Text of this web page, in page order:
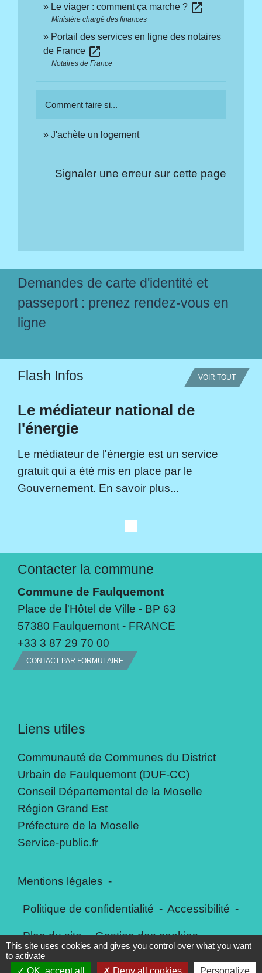
Le viager : comment ça marche ? open_in_new
Ministère chargé des finances
Portail des services en ligne des notaires
de France open_in_new
Notaires de France
Comment faire si...
J'achète un logement
Signaler une erreur sur cette page
Demandes de carte d'identité et
passeport : prenez rendez-vous en
ligne
Flash Infos VOIR TOUT
Le médiateur national de
l'énergie
Le médiateur de l'énergie est un service
gratuit qui a été mis en place par le
Gouvernement. En savoir plus...
Contacter la commune
Commune de Faulquemont
Place de l'Hôtel de Ville - BP 63
57380 Faulquemont - FRANCE
+33 3 87 29 70 00
CONTACT PAR FORMULAIRE
Liens utiles
Communauté de Communes du District
Urbain de Faulquemont (DUF-CC)
Conseil Départemental de la Moselle
Région Grand Est
Préfecture de la Moselle
Service-public.fr
Mentions légales -
Politique de confidentialité - Accessibilité -
Plan du site - Gestion des cookies
This site uses cookies and gives you control over what you want
to activate
OK, accept all
Deny all cookies Personalize